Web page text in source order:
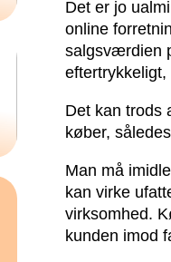
Det er jo
online
salgsværdien
Det kan trods
køber,
Man må
kan virke
virksomhed.
kunden imod